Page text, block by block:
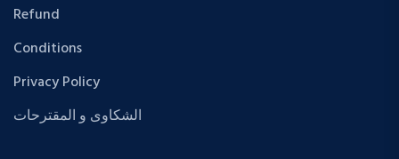
Refund
Conditions
Privacy Policy
الشكاوى و المقترحات